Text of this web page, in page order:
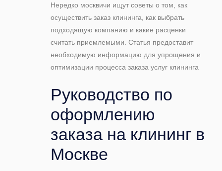
Нередко москвичи ищут советы о том, как
осуществить заказ клининга, как выбрать
подходящую компанию и какие расценки
считать приемлемыми. Статья предоставит
необходимую информацию для упрощения и
оптимизации процесса заказа услуг клининга
Руководство по
оформлению
заказа на клининг в
Москве